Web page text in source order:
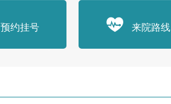
预约挂号 来院路线